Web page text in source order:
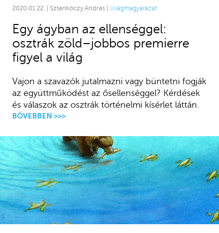
2020.01.22. | Sztankóczy András | Világmagyarázat
Egy ágyban az ellenséggel:
osztrák zöld–jobbos premierre
figyel a világ
Vajon a szavazók jutalmazni vagy büntetni fogják
az együttműködést az ősellenséggel? Kérdések
és válaszok az osztrák történelmi kísérlet láttán.
BŐVEBBEN >>>